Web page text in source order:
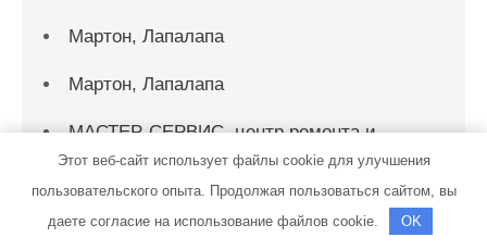
Мартон, Лапалапа
Мартон, Лапалапа
МАСТЕР-СЕРВИС, центр ремонта и
диагностики ДВС
Матвеевский, автокомплекс
Этот веб-сайт использует файлы cookie для улучшения
пользовательского опыта. Продолжая пользоваться сайтом, вы
даете согласие на использование файлов cookie.
OK